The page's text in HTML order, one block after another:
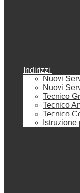
Indirizzi
Nuovi
Nuovi
Tecnico
Tecnico
Tecnico
Istruzione